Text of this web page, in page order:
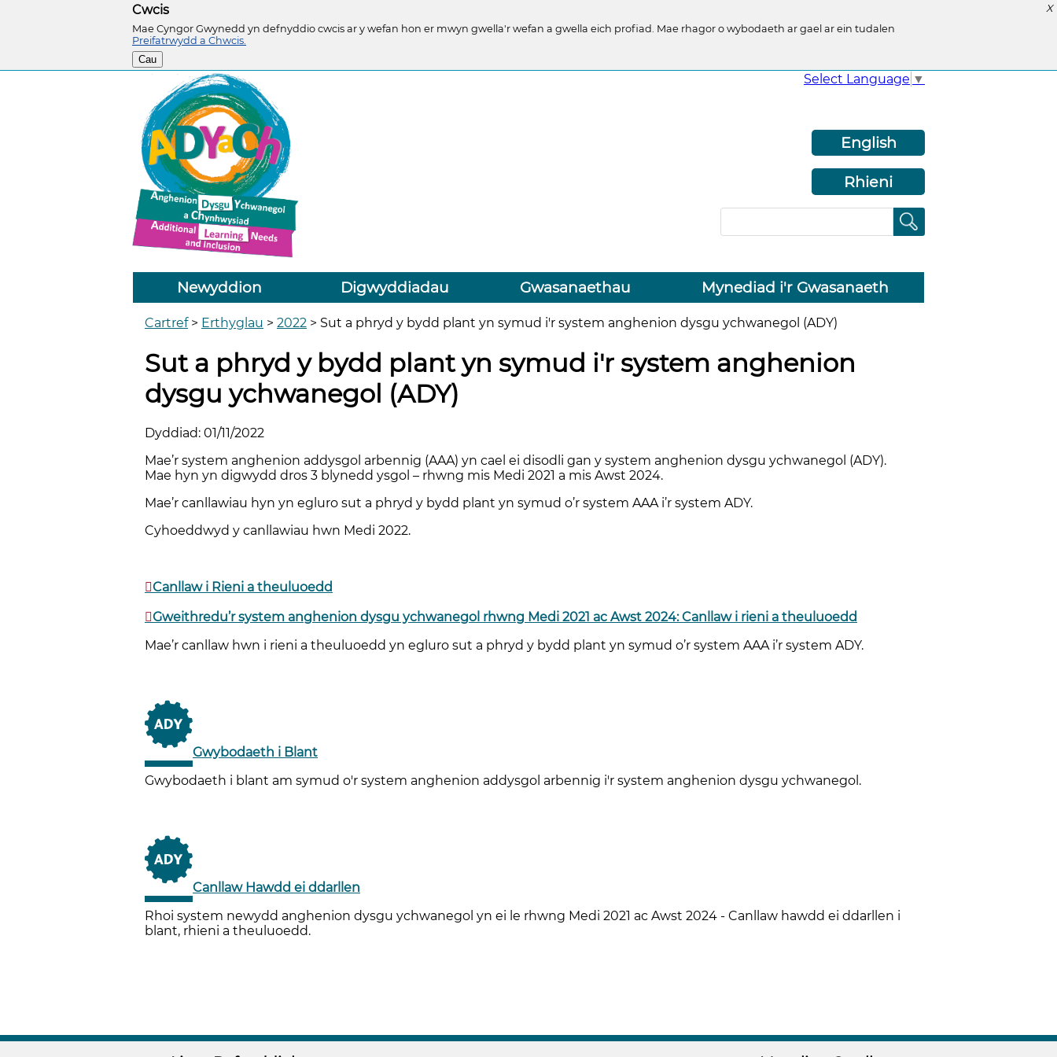
X
Cwcis
Mae Cyngor Gwynedd yn defnyddio cwcis ar y wefan hon er mwyn gwella'r wefan a gwella eich profiad. Mae rhagor o wybodaeth ar gael ar ein tudalen
Preifatrwydd a Chwcis.
Cau
Select Language ▼
English
Rhieni
Newyddion Digwyddiadau Gwasanaethau Mynediad i'r Gwasanaeth
Cartref> Erthyglau > 2022 > Sut a phryd y bydd plant yn symud i'r system anghenion dysgu ychwanegol (ADY)
Sut a phryd y bydd plant yn symud i'r system anghenion
dysgu ychwanegol (ADY)
Dyddiad: 01/11/2022
Mae’r system anghenion addysgol arbennig (AAA) yn cael ei disodli gan y system anghenion dysgu ychwanegol (ADY).
Mae hyn yn digwydd dros 3 blynedd ysgol – rhwng mis Medi 2021 a mis Awst 2024.
Mae’r canllawiau hyn yn egluro sut a phryd y bydd plant yn symud o’r system AAA i’r system ADY.
Cyhoeddwyd y canllawiau hwn Medi 2022.
Canllaw i Rieni a theuluoedd
Gweithredu’r system anghenion dysgu ychwanegol rhwng Medi 2021 ac Awst 2024: Canllaw i rieni a theuluoedd
Mae’r canllaw hwn i rieni a theuluoedd yn egluro sut a phryd y bydd plant yn symud o’r system AAA i’r system ADY.
Gwybodaeth i Blant
Gwybodaeth i blant am symud o'r system anghenion addysgol arbennig i'r system anghenion dysgu ychwanegol.
Canllaw Hawdd ei ddarllen
Rhoi system newydd anghenion dysgu ychwanegol yn ei le rhwng Medi 2021 ac Awst 2024 - Canllaw hawdd ei ddarllen i
blant, rhieni a theuluoedd.